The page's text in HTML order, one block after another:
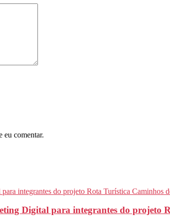
eu comentar.
Digital para integrantes do projeto